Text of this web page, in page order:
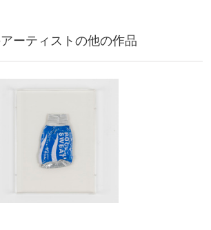
ーティストの他の作品